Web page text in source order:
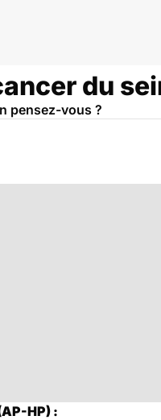
du
pensez-vous ?
HP) :